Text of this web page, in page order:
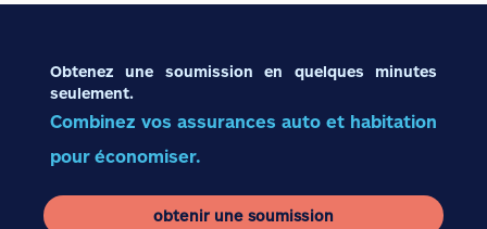
Obtenez une soumission en quelques minutes
seulement.
Combinez vos assurances auto et habitation
pour économiser.
obtenir une soumission